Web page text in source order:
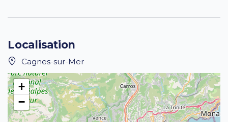
Localisation
Cagnes-sur-Mer
+
−